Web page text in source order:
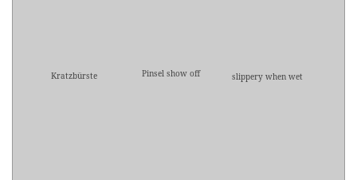
Kratzbürste Pinsel show off slippery when wet